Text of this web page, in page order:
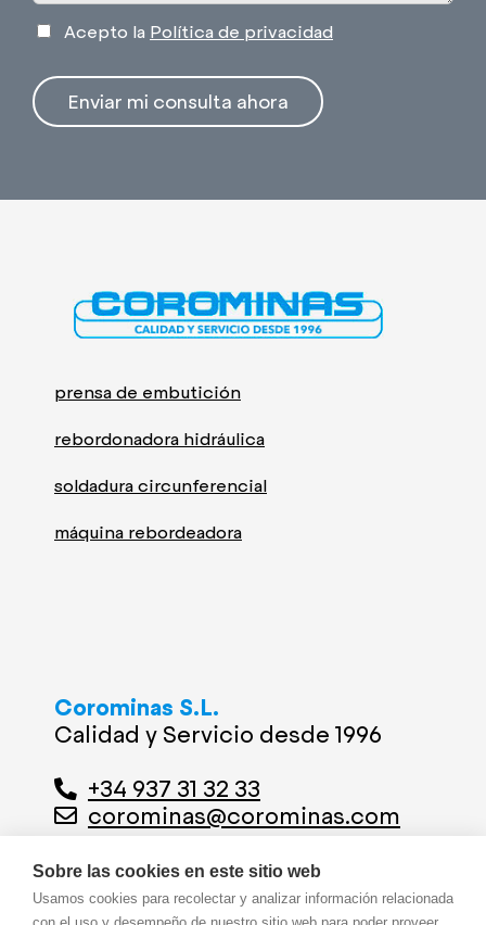
Acepto la Política de privacidad
Enviar mi consulta ahora
prensa de embutición
rebordonadora hidráulica
soldadura circunferencial
máquina rebordeadora
Corominas S.L.
Calidad y Servicio desde 1996
+34 937 31 32 33
corominas@corominas.com
Dónde estamos
Calle Sol, 22
Sobre las cookies en este sitio web
Usamos cookies para recolectar y analizar información relacionada